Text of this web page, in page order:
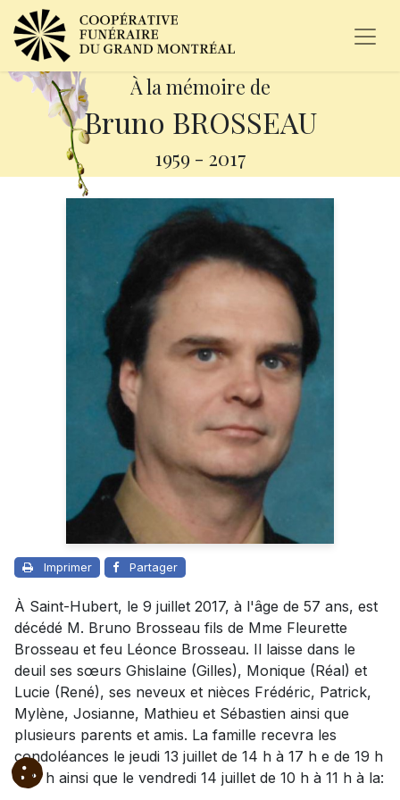
À la mémoire de
Bruno BROSSEAU
1959 - 2017
Imprimer Partager
À Saint-Hubert, le 9 juillet 2017, à l'âge de 57 ans, est
décédé M. Bruno Brosseau fils de Mme Fleurette
Brosseau et feu Léonce Brosseau. Il laisse dans le
deuil ses sœurs Ghislaine (Gilles), Monique (Réal) et
Lucie (René), ses neveux et nièces Frédéric, Patrick,
Mylène, Josianne, Mathieu et Sébastien ainsi que
plusieurs parents et amis. La famille recevra les
condoléances le jeudi 13 juillet de 14 h à 17 h e de 19 h
à 21 h ainsi que le vendredi 14 juillet de 10 h à 11 h à la: